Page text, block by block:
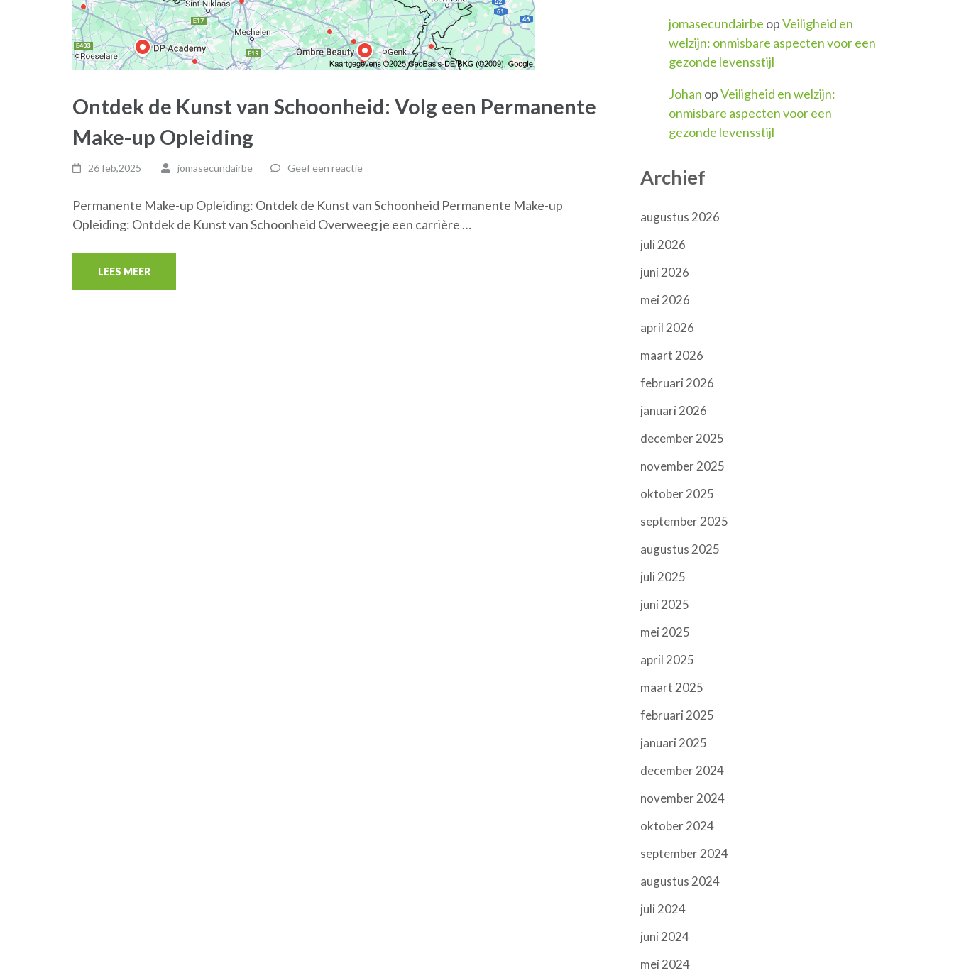
Ontdek de Kunst van Schoonheid: Volg een Permanente
Make-up Opleiding
26 feb,2025 jomasecundairbe Geef een reactie
Permanente Make-up Opleiding: Ontdek de Kunst van Schoonheid Permanente Make-up
Opleiding: Ontdek de Kunst van Schoonheid Overweeg je een carrière …
LEES MEER
jomasecundairbe opVeiligheid en
welzijn: onmisbare aspecten voor een
gezonde levensstijl
Johan opVeiligheid en welzijn:
onmisbare aspecten voor een
gezonde levensstijl
Archief
augustus 2026
juli 2026
juni 2026
mei 2026
april 2026
maart 2026
februari 2026
januari 2026
december 2025
november 2025
oktober 2025
september 2025
augustus 2025
juli 2025
juni 2025
mei 2025
april 2025
maart 2025
februari 2025
januari 2025
december 2024
november 2024
oktober 2024
september 2024
augustus 2024
juli 2024
juni 2024
mei 2024